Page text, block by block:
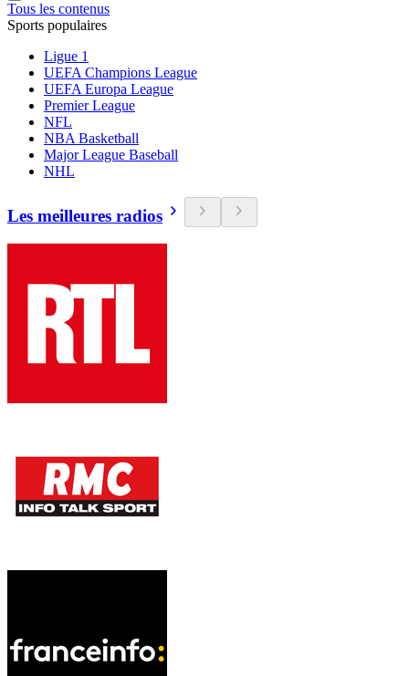
Tous les contenus
Sports populaires
Ligue 1
UEFA Champions League
UEFA Europa League
Premier League
NFL
NBA Basketball
Major League Baseball
NHL
Les meilleures radios